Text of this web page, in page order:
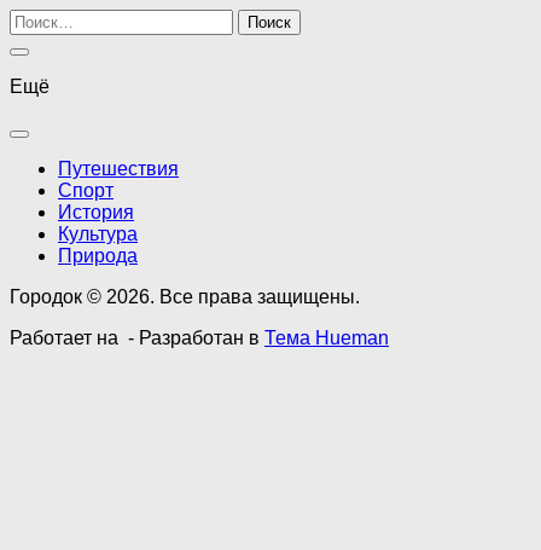
Найти:
Ещё
Путешествия
Спорт
История
Культура
Природа
Городок © 2026. Все права защищены.
Работает на - Разработан в Тема Hueman